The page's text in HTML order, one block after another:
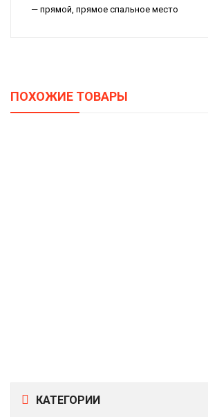
КАТЕГОРИИ
— прямой, прямое спальное место
ПОХОЖИЕ ТОВАРЫ
Диван ВЕРИ 1.6, VERY 1.6